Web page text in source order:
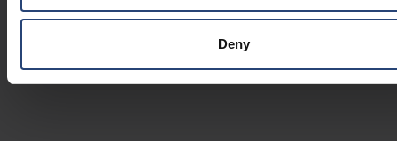
Deny
compromite consecvența